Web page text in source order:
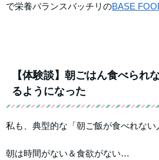
で栄養バランスバッチリのBASE
【体験談】朝ごはん食べられ
るようになった
私も、典型的な「朝ご飯が食べれない
朝は時間がない＆食欲がない…